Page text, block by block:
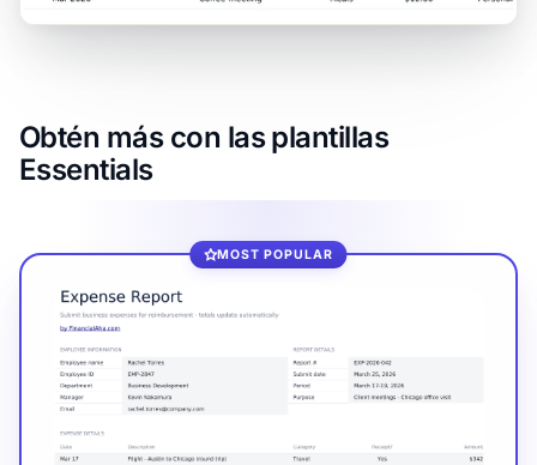
Obtén más con las plantillas
Essentials
MOST POPULAR